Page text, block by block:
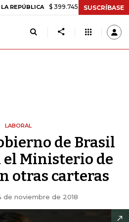
$ 399.745,16 +$ 2.295,71 +0,58%
SUSCRÍBASE
LABORAL
de Brasil
Ministerio de
otras carteras
de noviembre de 2018